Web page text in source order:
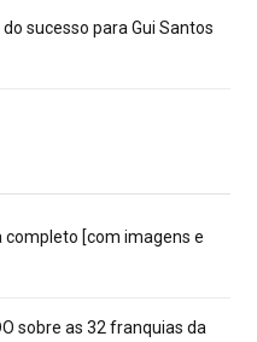
sucesso para Gui Santos
completo [com imagens e
sobre as 32 franquias da